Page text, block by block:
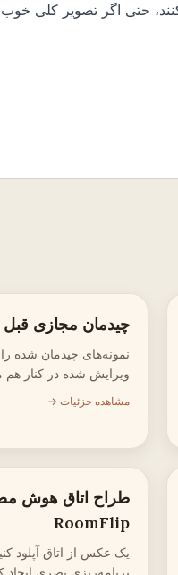
حتی اگر تصویر کلی
چیدمان مجازی قبل
نمونه‌های چیدمان شده
ویرایش شده در کنار هم
مشاهده جزئیات →
طراح اتاق هوش
RoomFlip
یک عکس از اتاق آپلود
برنامه‌ریزی بصری ایجاد